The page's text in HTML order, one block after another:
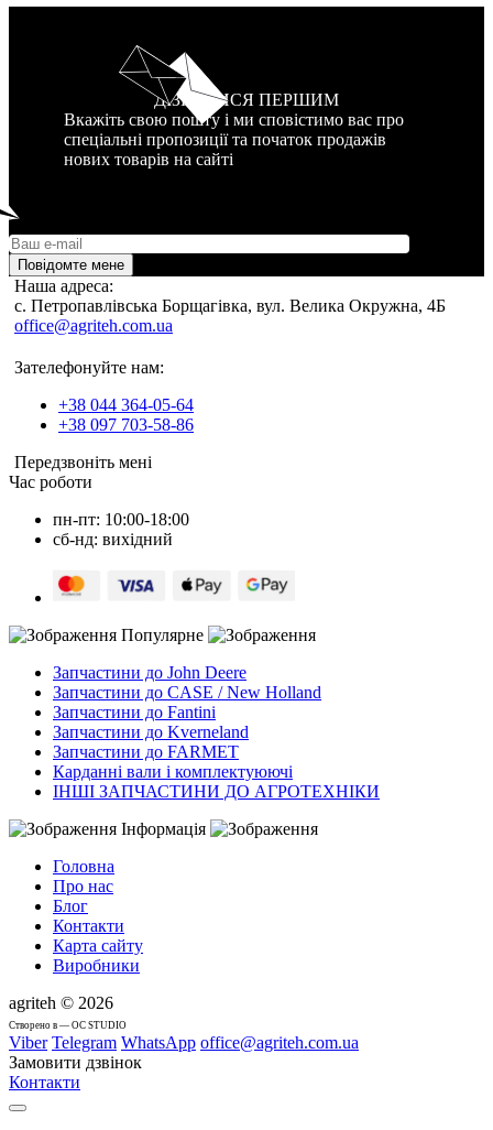
ДІЗНАТИСЯ ПЕРШИМ
Вкажіть свою пошту і ми сповістимо вас про
спеціальні пропозиції та початок продажів
нових товарів на сайті
Повідомте мене
Наша адреса:
c. Петропавлівська Борщагівка, вул. Велика Окружна, 4Б
office@agriteh.com.ua
Зателефонуйте нам:
+38 044 364-05-64
+38 097 703-58-86
Передзвоніть мені
Час роботи
пн-пт: 10:00-18:00
сб-нд: вихідний
Популярне
Запчастини до John Deere
Запчастини до CASE / New Holland
Запчастини до Fantini
Запчастини до Kverneland
Запчастини до FARMET
Карданні вали і комплектуюючі
ІНШІ ЗАПЧАСТИНИ ДО АГРОТЕХНІКИ
Інформація
Головна
Про нас
Блог
Контакти
Карта сайту
Виробники
agriteh © 2026
Cтворено в — OC STUDIO
Viber Telegram WhatsApp office@agriteh.com.ua
Замовити дзвінок
Контакти